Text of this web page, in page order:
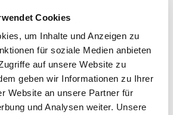
Cookies
um Inhalte und Anzeigen zu
für soziale Medien anbieten
auf unsere Website zu
geben wir Informationen zu Ihrer
Website an unsere Partner für
und Analysen weiter. Unsere
*